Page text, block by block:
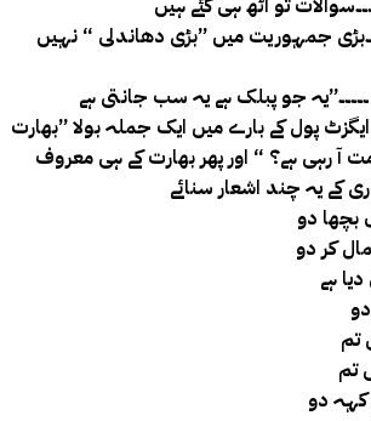
تو اٹھ ہی گئے ہیں
جمہوریت میں ”بڑی دھاندلی “ نہیں
پول کے بارے میں ایک جملہ بولا ”بھارت
حکومت آ رہی ہے؟ “ اور پھر بھارت کے ہی معروف
کے یہ چند اشعار سنائے
بچھا دو
کر دو
ہے
تم
تم
دو